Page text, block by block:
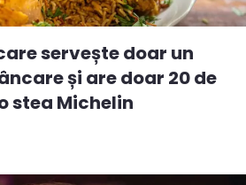
servește doar un
și are doar 20 de
stea Michelin